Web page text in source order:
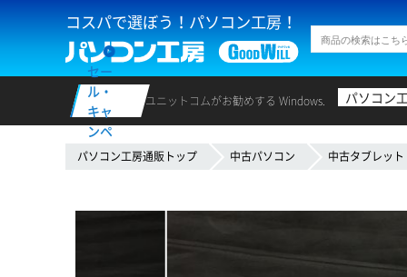
コスパで選ぼう！パソコン工房！
セー
ル・
キャ
ンペ
ーン
ユニットコムがお勧めする Windows. パソコン
パソコン工房通販トップ 中古パソコン 中古タブレット